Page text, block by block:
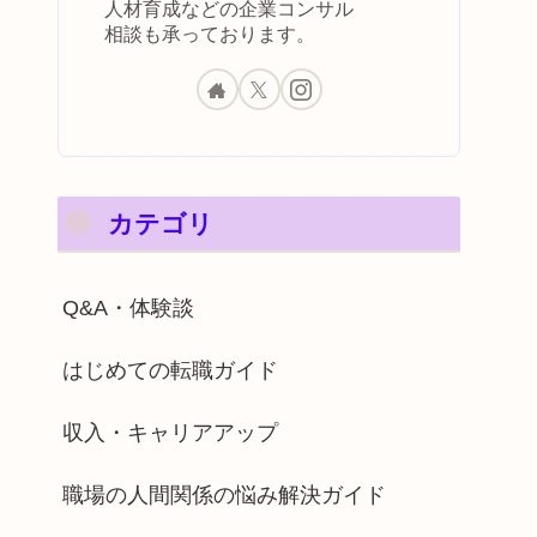
人材育成などの企業コンサル
相談も承っております。
カテゴリ
Q&A・体験談
はじめての転職ガイド
収入・キャリアアップ
職場の人間関係の悩み解決ガイド